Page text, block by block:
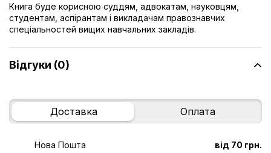
Книга буде корисною суддям, адвокатам, науковцям,
студентам, аспірантам і викладачам правознавчих
спеціальностей вищих навчальних закладів.
Відгуки (0)
Доставка Оплата
Нова Пошта від 70 грн.